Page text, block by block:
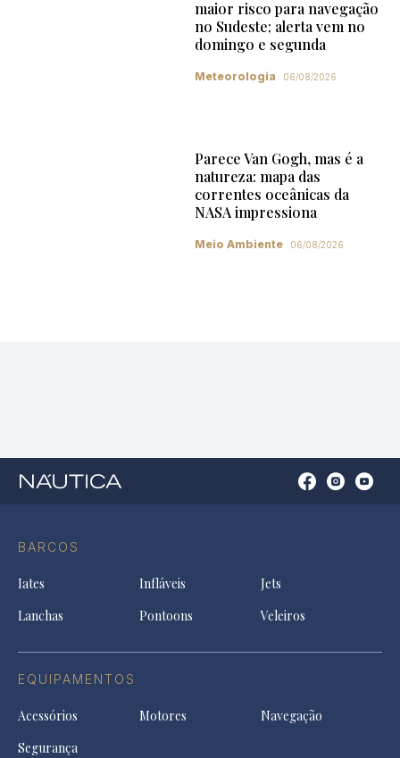
maior risco para navegação
no Sudeste; alerta vem no
domingo e segunda
Meteorologia 06/08/2026
Parece Van Gogh, mas é a
natureza: mapa das
correntes oceânicas da
NASA impressiona
Meio Ambiente 06/08/2026
BARCOS
Iates Infláveis
Jets
Lanchas
Pontoons Veleiros
EQUIPAMENTOS
Acessórios Motores
Navegação
Segurança
OpenOpenOpen